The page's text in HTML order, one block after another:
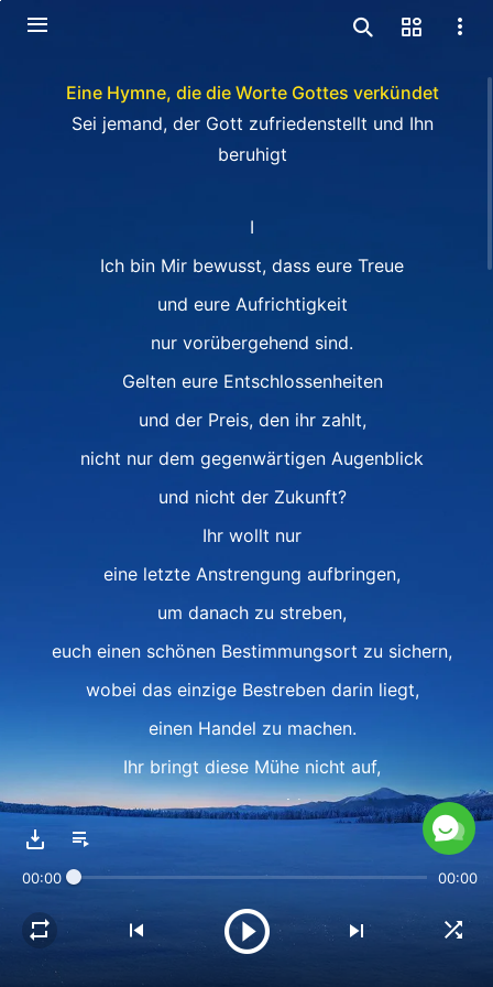
Eine Hymne, die die Worte Gottes verkündet
Sei jemand, der Gott zufriedenstellt und Ihn
beruhigt
I
Ich bin Mir bewusst, dass eure Treue
und eure Aufrichtigkeit
nur vorübergehend sind.
Gelten eure Entschlossenheiten
und der Preis, den ihr zahlt,
nicht nur dem gegenwärtigen Augenblick
und nicht der Zukunft?
Ihr wollt nur
eine letzte Anstrengung aufbringen,
um danach zu streben,
euch einen schönen Bestimmungsort zu sichern,
wobei das einzige Bestreben darin liegt,
einen Handel zu machen.
Ihr bringt diese Mühe nicht auf,
um zu vermeiden,
geschweige denn,
um Mir den Preis zurückzuzahlen,
den Ich bezahlt habe.
00:00 00:00